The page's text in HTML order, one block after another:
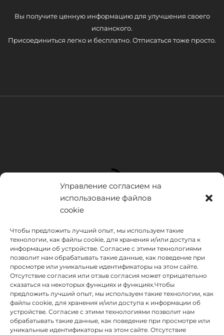
Управление согласием на
использование файлов
cookie
Чтобы предложить лучший опыт, мы используем такие
технологии, как файлы cookie, для хранения и/или доступа к
информации об устройстве. Согласие с этими технологиями
позволит нам обрабатывать такие данные, как поведение при
просмотре или уникальные идентификаторы на этом сайте.
Отсутствие согласия или отзыв согласия может отрицательно
сказаться на некоторых функциях и функциях.Чтобы
предложить лучший опыт, мы используем такие технологии, как
файлы cookie, для хранения и/или доступа к информации об
устройстве. Согласие с этими технологиями позволит нам
обрабатывать такие данные, как поведение при просмотре или
уникальные идентификаторы на этом сайте. Отсутствие
Вы получите ценную информацию для улучшения своего
испанского.
Присоединиться легко и бесплатно. Отписаться тоже просто.
INSTITUTO HISPANICO DE MURCIA, SOCIEDAD LIMITADA был
бенефициаром Европейского фонда регионального развития,
целью которого является развитие использования и качества
информационных и коммуникационных технологий и их